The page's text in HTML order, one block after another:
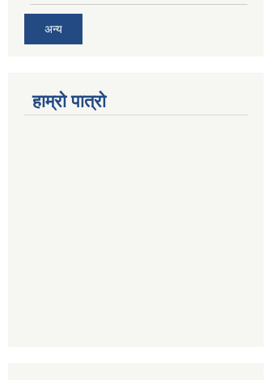
अन्य
हाम्रो पात्रो